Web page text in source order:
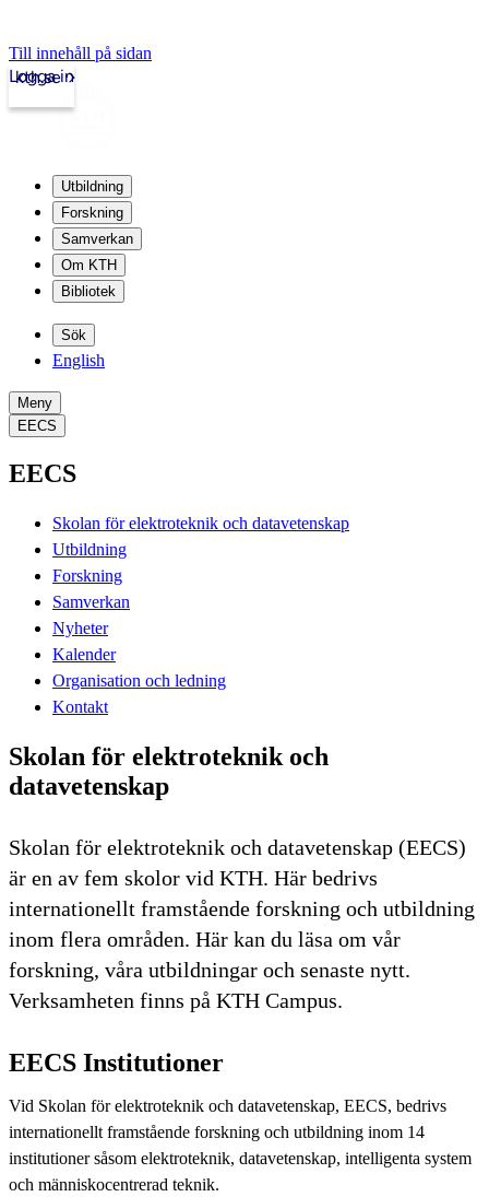
Till innehåll på sidan
kth.se
Logga in
Utbildning
Forskning
Samverkan
Om KTH
Bibliotek
Sök
English
Meny
EECS
EECS
Skolan för elektroteknik och datavetenskap
Utbildning
Forskning
Samverkan
Nyheter
Kalender
Organisation och ledning
Kontakt
Skolan för elektroteknik och
datavetenskap
Skolan för elektroteknik och datavetenskap (EECS)
är en av fem skolor vid KTH. Här bedrivs
internationellt framstående forskning och utbildning
inom flera områden. Här kan du läsa om vår
forskning, våra utbildningar och senaste nytt.
Verksamheten finns på KTH Campus.
EECS Institutioner
Vid Skolan för elektroteknik och datavetenskap, EECS, bedrivs
internationellt framstående forskning och utbildning inom 14
institutioner såsom elektroteknik, datavetenskap, intelligenta system
och människocentrerad teknik.